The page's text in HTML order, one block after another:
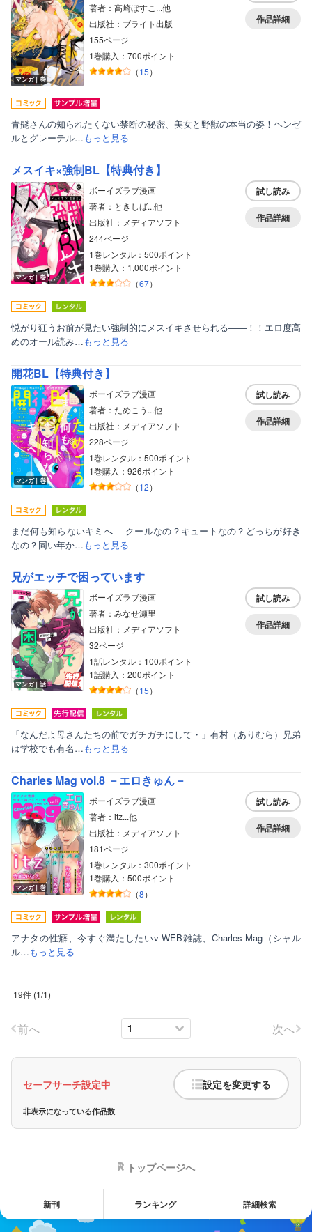
マンガ｜巻
著者：高崎ぼすこ...他
出版社：ブライト出版
155ページ
1巻購入：700ポイント
（15）
作品詳細
青髭さんの知られたくない禁断の秘密、美女と野獣の本当の姿！ヘンゼ
ルとグレーテル…もっと見る
メスイキ×強制BL【特典付き】
マンガ｜巻
ボーイズラブ漫画
著者：ときしば...他
出版社：メディアソフト
244ページ
1巻レンタル：500ポイント
1巻購入：1,000ポイント
（67）
試し読み
作品詳細
悦がり狂うお前が見たい強制的にメスイキさせられる――！！エロ度高
めのオール読み…もっと見る
開花BL【特典付き】
マンガ｜巻
ボーイズラブ漫画
著者：ためこう...他
出版社：メディアソフト
228ページ
1巻レンタル：500ポイント
1巻購入：926ポイント
（12）
試し読み
作品詳細
まだ何も知らないキミへ──クールなの？キュートなの？どっちが好き
なの？同い年か…もっと見る
兄がエッチで困っています
マンガ｜話
ボーイズラブ漫画
著者：みなせ瀬里
出版社：メディアソフト
32ページ
1話レンタル：100ポイント
1話購入：200ポイント
（15）
試し読み
作品詳細
「なんだよ母さんたちの前でガチガチにして・」有村（ありむら）兄弟
は学校でも有名…もっと見る
Charles Mag vol.8 －エロきゅん－
マンガ｜巻
ボーイズラブ漫画
著者：itz...他
出版社：メディアソフト
181ページ
1巻レンタル：300ポイント
1巻購入：500ポイント
（8）
試し読み
作品詳細
アナタの性癖、今すぐ満たしたいv WEB雑誌、Charles Mag（シャル
ル…もっと見る
19件 (1/1)
前へ 次へ
セーフサーチ設定中 設定を変更する
非表示になっている作品数
トップページへ
新刊 ランキング 詳細検索